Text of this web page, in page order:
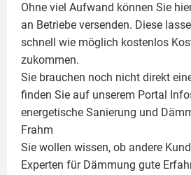
Ohne viel Aufwand können Sie
an Betriebe versenden. Diese
schnell wie möglich kostenlos
zukommen.
Sie brauchen noch nicht direkt
finden Sie auf unserem Portal
energetische Sanierung und
Frahm
Sie wollen wissen, ob andere
Experten für Dämmung gute